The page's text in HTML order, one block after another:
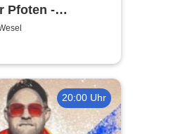
Pfoten -
Tierheim
20:00 Uhr